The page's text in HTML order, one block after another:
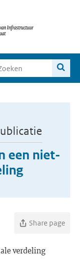
een niet-
Share page
verdeling